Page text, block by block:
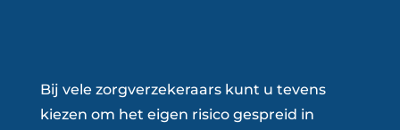
Bij vele zorgverzekeraars kunt u tevens
kiezen om het eigen risico gespreid in